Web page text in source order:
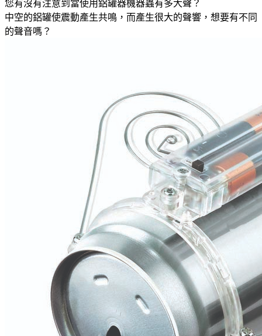
您有沒有注意到當使用鋁罐器機器蟲有多大聲？
中空的鋁罐使震動產生共鳴，而產生很大的聲響，想要有不同
的聲音嗎？